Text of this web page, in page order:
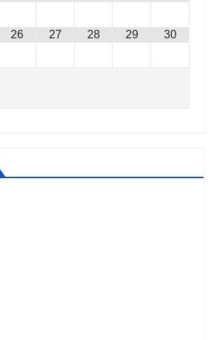
26 27 28 29 30